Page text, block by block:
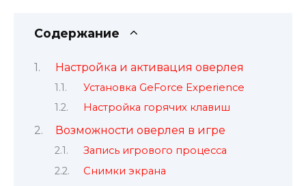
Содержание
Настройка и активация оверлея
Установка GeForce Experience
Настройка горячих клавиш
Возможности оверлея в игре
Запись игрового процесса
Снимки экрана